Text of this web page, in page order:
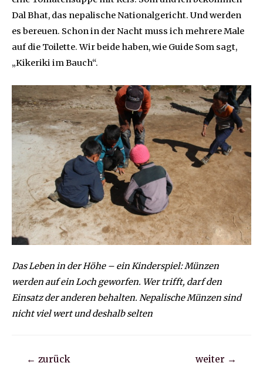
Dal Bhat, das nepalische Nationalgericht. Und werden
es bereuen. Schon in der Nacht muss ich mehrere Male
auf die Toilette. Wir beide haben, wie Guide Som sagt,
„Kikeriki im Bauch“.
Das Leben in der Höhe – ein Kinderspiel: Münzen
werden auf ein Loch geworfen. Wer trifft, darf den
Einsatz der anderen behalten. Nepalische Münzen sind
nicht viel wert und deshalb selten
Beitragsnavigation
← zurück weiter →